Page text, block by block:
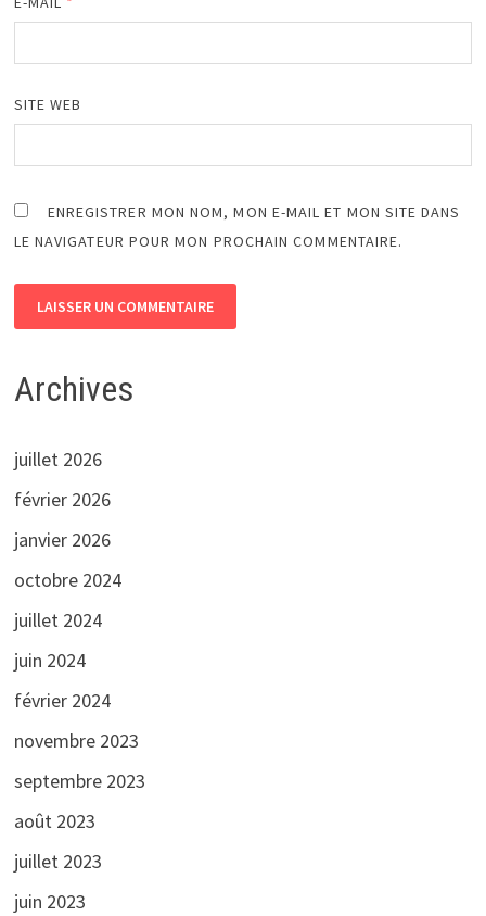
SITE WEB
ENREGISTRER MON NOM, MON E-MAIL ET MON SITE DANS
LE NAVIGATEUR POUR MON PROCHAIN COMMENTAIRE.
Archives
juillet 2026
février 2026
janvier 2026
octobre 2024
juillet 2024
juin 2024
février 2024
novembre 2023
septembre 2023
août 2023
juillet 2023
juin 2023